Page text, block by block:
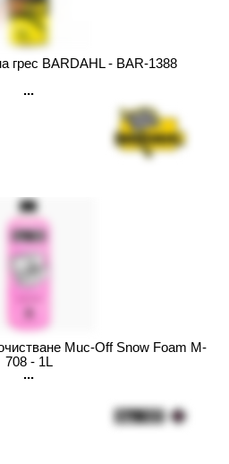
грес BARDAHL - BAR-1388
Muc-Off Snow Foam M-
708 - 1L